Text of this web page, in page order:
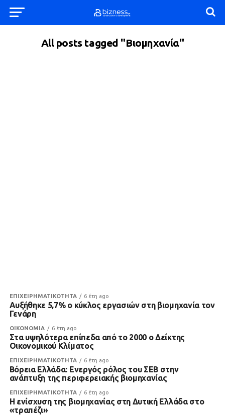
All posts tagged "Βιομηχανία"
ΕΠΙΧΕΙΡΗΜΑΤΙΚΟΤΗΤΑ 6 έτη ago
Αυξήθηκε 5,7% ο κύκλος εργασιών στη βιομηχανία τον
Γενάρη
ΟΙΚΟΝΟΜΙΑ 6 έτη ago
Στα υψηλότερα επίπεδα από το 2000 ο Δείκτης
Οικονομικού Κλίματος
ΕΠΙΧΕΙΡΗΜΑΤΙΚΟΤΗΤΑ 6 έτη ago
Βόρεια Ελλάδα: Ενεργός ρόλος του ΣΕΒ στην
ανάπτυξη της περιφερειακής βιομηχανίας
ΕΠΙΧΕΙΡΗΜΑΤΙΚΟΤΗΤΑ 6 έτη ago
Η ενίσχυση της βιομηχανίας στη Δυτική Ελλάδα στο
«τραπέζι»